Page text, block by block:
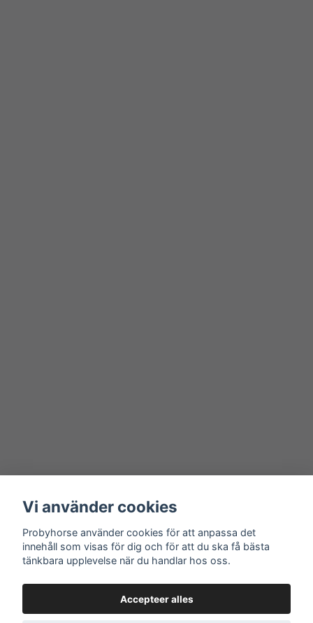
Vi använder cookies
Probyhorse använder cookies för att anpassa det
innehåll som visas för dig och för att du ska få bästa
tänkbara upplevelse när du handlar hos oss.
Accepteer alles